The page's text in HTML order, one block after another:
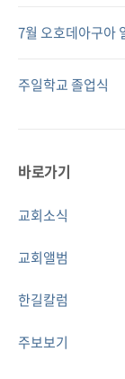
7월 오호데아구아
주일학교 졸업식
바로가기
교회소식
교회앨범
한길칼럼
주보보기